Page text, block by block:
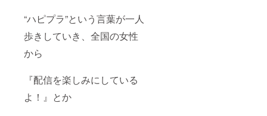
“ハピプラ”という言葉が一人
歩きしていき、全国の女性
から
『配信を楽しみにしている
よ！』とか